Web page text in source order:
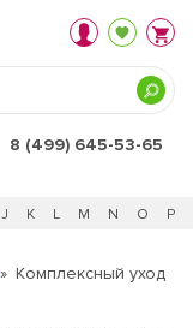
8 (499) 645-53-65
J K L M N O P
Комплексный уход